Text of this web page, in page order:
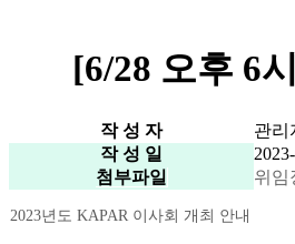
[6/28 오후 6
작 성 자
관리
작 성 일
첨부파일
위임
2023년도 KAPAR 이사회 개최 안내